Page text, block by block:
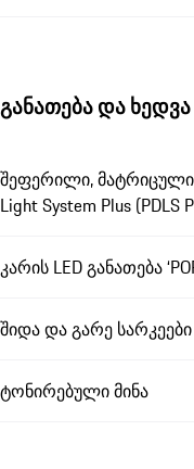
განათება და ხედვა
შეფერილი, მატრიცული
Light System Plus (PDLS
კარის LED განათება
შიდა და გარე
ტონირებული მინა